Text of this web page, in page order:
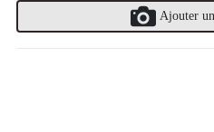
Ajouter